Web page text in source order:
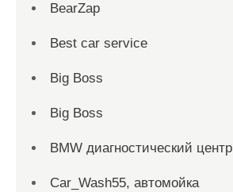
BearZap
Best car service
Big Boss
Big Boss
BMW диагностический центр
Car_Wash55, автомойка